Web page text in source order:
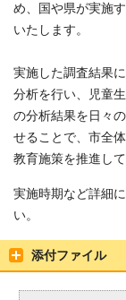
め、国や県が実施
いたします。
実施した調査結果
分析を行い、児童
の分析結果を日々
せることで、市全
教育施策を推進して
実施時期など詳細
い。
添付ファイル